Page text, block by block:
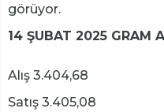
görüyor.
14 ŞUBAT 2025 GRAM
Alış 3.404,68
Satış 3.405,08